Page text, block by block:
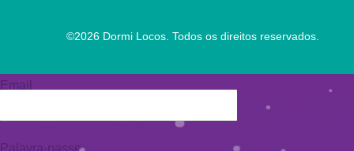
©2026Dormi Locos. Todos os direitos reservados.
Email
Palavra-passe